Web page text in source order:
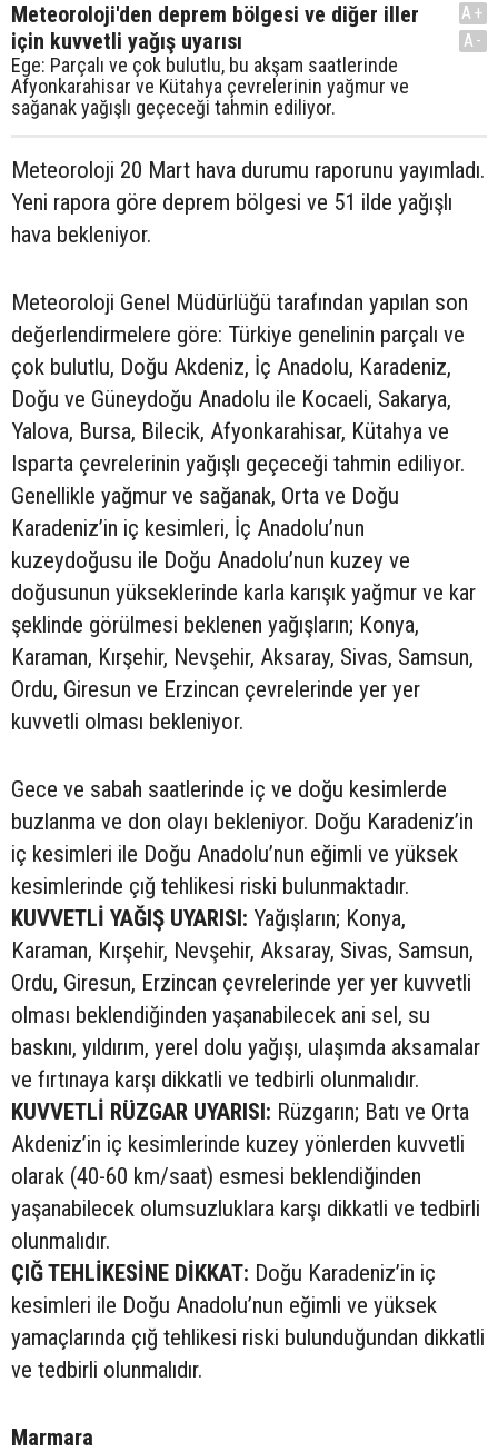
Meteoroloji'den deprem bölgesi ve diğer iller
için kuvvetli yağış uyarısı
Ege: Parçalı ve çok bulutlu, bu akşam saatlerinde
Afyonkarahisar ve Kütahya çevrelerinin yağmur ve
sağanak yağışlı geçeceği tahmin ediliyor.
A+
A-
Meteoroloji 20 Mart hava durumu raporunu yayımladı.
Yeni rapora göre deprem bölgesi ve 51 ilde yağışlı
hava bekleniyor.
Meteoroloji Genel Müdürlüğü tarafından yapılan son
değerlendirmelere göre: Türkiye genelinin parçalı ve
çok bulutlu, Doğu Akdeniz, İç Anadolu, Karadeniz,
Doğu ve Güneydoğu Anadolu ile Kocaeli, Sakarya,
Yalova, Bursa, Bilecik, Afyonkarahisar, Kütahya ve
Isparta çevrelerinin yağışlı geçeceği tahmin ediliyor.
Genellikle yağmur ve sağanak, Orta ve Doğu
Karadeniz’in iç kesimleri, İç Anadolu’nun
kuzeydoğusu ile Doğu Anadolu’nun kuzey ve
doğusunun yükseklerinde karla karışık yağmur ve kar
şeklinde görülmesi beklenen yağışların; Konya,
Karaman, Kırşehir, Nevşehir, Aksaray, Sivas, Samsun,
Ordu, Giresun ve Erzincan çevrelerinde yer yer
kuvvetli olması bekleniyor.
Gece ve sabah saatlerinde iç ve doğu kesimlerde
buzlanma ve don olayı bekleniyor. Doğu Karadeniz’in
iç kesimleri ile Doğu Anadolu’nun eğimli ve yüksek
kesimlerinde çığ tehlikesi riski bulunmaktadır.
KUVVETLİ YAĞIŞ UYARISI: Yağışların; Konya,
Karaman, Kırşehir, Nevşehir, Aksaray, Sivas, Samsun,
Ordu, Giresun, Erzincan çevrelerinde yer yer kuvvetli
olması beklendiğinden yaşanabilecek ani sel, su
baskını, yıldırım, yerel dolu yağışı, ulaşımda aksamalar
ve fırtınaya karşı dikkatli ve tedbirli olunmalıdır.
KUVVETLİ RÜZGAR UYARISI: Rüzgarın; Batı ve Orta
Akdeniz’in iç kesimlerinde kuzey yönlerden kuvvetli
olarak (40-60 km/saat) esmesi beklendiğinden
yaşanabilecek olumsuzluklara karşı dikkatli ve tedbirli
olunmalıdır.
ÇIĞ TEHLİKESİNE DİKKAT: Doğu Karadeniz’in iç
kesimleri ile Doğu Anadolu’nun eğimli ve yüksek
yamaçlarında çığ tehlikesi riski bulunduğundan dikkatli
ve tedbirli olunmalıdır.
Marmara